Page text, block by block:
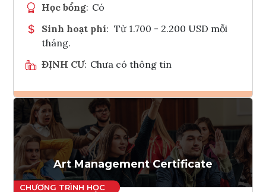
Học bổng: Có
Sinh hoạt phí: Từ 1.700 - 2.200 USD mỗi
tháng.
ĐỊNH CƯ: Chưa có thông tin
Ghi danh
Tham vấn Interlink
Art Management Certificate